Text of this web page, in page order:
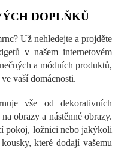
DOPLŇKŮ
Už nehledejte a projděte
v našem internetovém
a módních produktů,
vaší domácnosti.
vše od dekorativních
obrazy a nástěnné obrazy.
pokoj, ložnici nebo jakýkoli
které dodají vašemu